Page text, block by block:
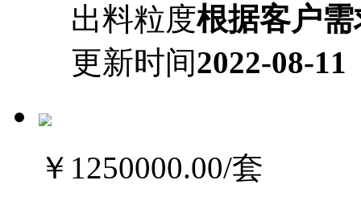
出料粒度根据客户
更新时间2022-08-11
￥1250000.00/套